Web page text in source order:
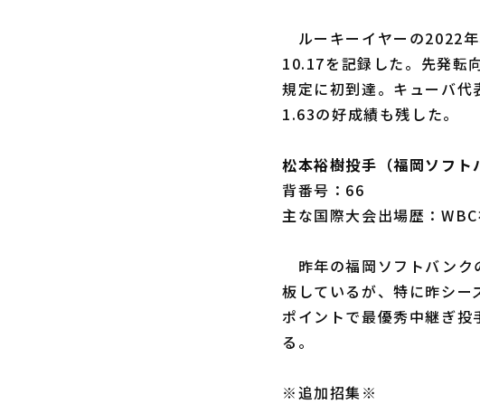
ルーキーイヤーの2022
10.17を記録した。先発転
規定に初到達。キューバ
1.63の好成績も残した。
松本裕樹投手（福岡ソフト
背番号：66
主な国際大会出場歴：
昨年の福岡ソフトバンク
板しているが、特に昨シ
ポイントで最優秀中継ぎ
る。
※追加招集※